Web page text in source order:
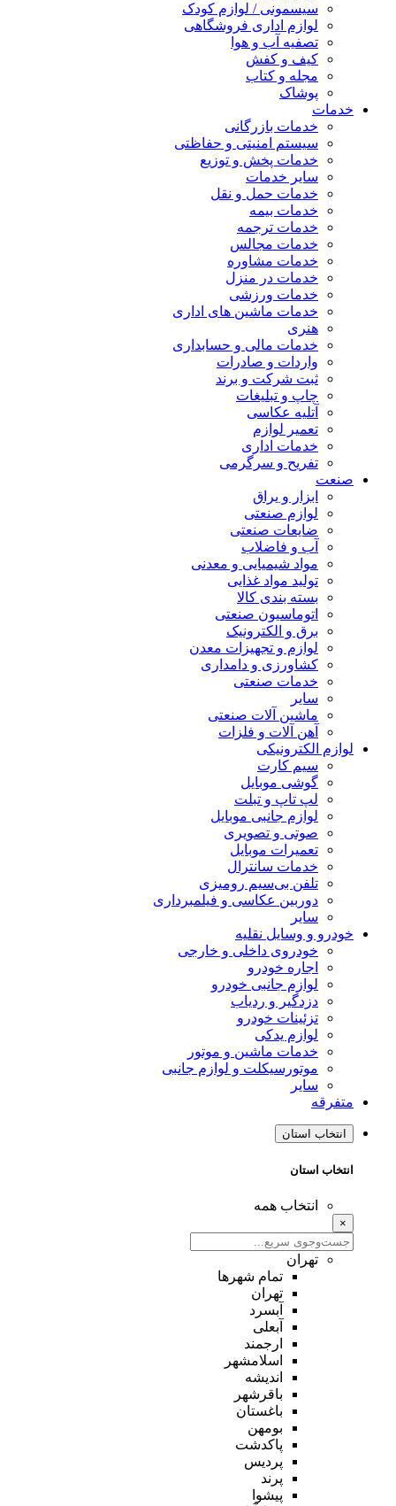
سیسمونی / لوازم کودک
لوازم اداری فروشگاهی
تصفیه آب و هوا
کیف و کفش
مجله و کتاب
پوشاک
خدمات
خدمات بازرگانی
سیستم امنیتی و حفاظتی
خدمات پخش و توزیع
سایر خدمات
خدمات حمل و نقل
خدمات بیمه
خدمات ترجمه
خدمات مجالس
خدمات مشاوره
خدمات در منزل
خدمات ورزشی
خدمات ماشین های اداری
هنری
خدمات مالی و حسابداری
واردات و صادرات
ثبت شرکت و برند
چاپ و تبلیغات
آتلیه عکاسی
تعمیر لوازم
خدمات اداری
تفریح و سرگرمی
صنعت
ابزار و یراق
لوازم صنعتی
ضایعات صنعتی
آب و فاضلاب
مواد شیمیایی و معدنی
تولید مواد غذایی
بسته بندی کالا
اتوماسیون صنعتی
برق و الکترونیک
لوازم و تجهیزات معدن
کشاورزی و دامداری
خدمات صنعتی
سایر
ماشین آلات صنعتی
آهن آلات و فلزات
لوازم الکترونیکی
سیم کارت
گوشی موبایل
لپ تاپ و تبلت
لوازم جانبی موبایل
صوتی و تصویری
تعمیرات موبایل
خدمات سانترال
تلفن بی‌سیم رومیزی
دوربین عکاسی و فیلمبرداری
سایر
خودرو و وسایل نقلیه
خودروی داخلی و خارجی
اجاره خودرو
لوازم جانبی خودرو
دزدگیر و ردیاب
تزئینات خودرو
لوازم یدکی
خدمات ماشین و موتور
موتورسیکلت و لوازم جانبی
سایر
متفرقه
انتخاب استان
انتخاب استان
انتخاب همه
×
تهران
تمام شهر‌ها
تهران
آبسرد
آبعلی
ارجمند
اسلامشهر
اندیشه
باقرشهر
باغستان
بومهن
پاکدشت
پردیس
پرند
پیشوا